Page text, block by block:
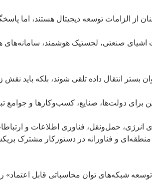
الزامات توسعه دیجیتال هستند، اما
صنعتی، لجستیک هوشمند، سامانه‌های
بستر انتقال داده تلقی شوند، بلکه باید
دولت‌ها، صنایع، کسب‌وکارها و جوامع
حمل‌ونقل، فناوری اطلاعات و
و فناورانه در دستورکار مشترک
شبکه‌های توان محاسباتی قابل